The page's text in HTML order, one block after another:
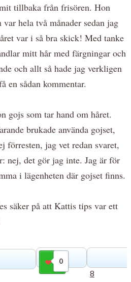
tillbaka från frisören. Hon
hela två månader sedan jag
var i så bra skick! Med tanke
mitt hår med färgningar och
och allt så hade jag verkligen
en sådan kommentar.
gojs som tar hand om håret.
brukade använda gojset,
förresten, jag vet redan svaret,
nej, det gör jag inte. Jag är för
i lägenheten där gojset finns.
säker på att Kattis tips var ett
0
Gilla
8